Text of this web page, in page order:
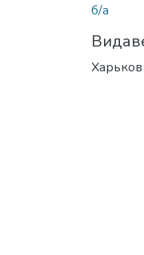
б/а
Харьков